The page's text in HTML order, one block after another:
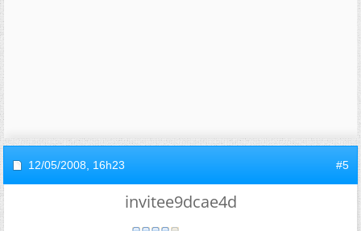
12/05/2008, 16h23 #5
invitee9dcae4d